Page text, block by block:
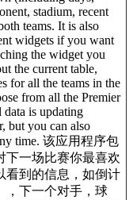
stadium, recent
teams. It is also
widgets if you want
the widget you
the current table,
for all the teams in the
from all the Premier
is updating
but you can also
time. 该应用程序包
下一场比赛你最喜欢
看到的信息，如倒计
，下一个对手，球